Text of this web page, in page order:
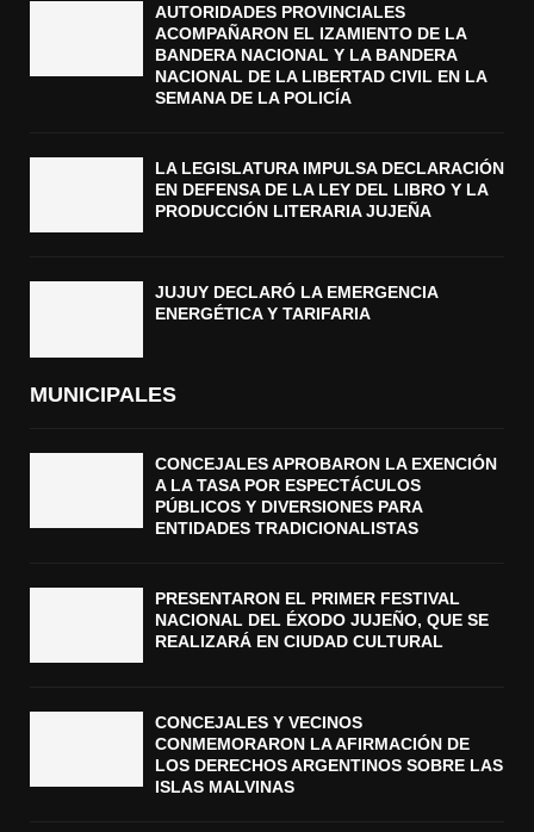
AUTORIDADES PROVINCIALES
ACOMPAÑARON EL IZAMIENTO DE LA
BANDERA NACIONAL Y LA BANDERA
NACIONAL DE LA LIBERTAD CIVIL EN LA
SEMANA DE LA POLICÍA
LA LEGISLATURA IMPULSA DECLARACIÓN
EN DEFENSA DE LA LEY DEL LIBRO Y LA
PRODUCCIÓN LITERARIA JUJEÑA
JUJUY DECLARÓ LA EMERGENCIA
ENERGÉTICA Y TARIFARIA
MUNICIPALES
CONCEJALES APROBARON LA EXENCIÓN
A LA TASA POR ESPECTÁCULOS
PÚBLICOS Y DIVERSIONES PARA
ENTIDADES TRADICIONALISTAS
PRESENTARON EL PRIMER FESTIVAL
NACIONAL DEL ÉXODO JUJEÑO, QUE SE
REALIZARÁ EN CIUDAD CULTURAL
CONCEJALES Y VECINOS
CONMEMORARON LA AFIRMACIÓN DE
LOS DERECHOS ARGENTINOS SOBRE LAS
ISLAS MALVINAS